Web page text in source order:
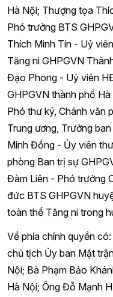
Hà Nội; Thượng tọa
Phó trưởng BTS
Thích Minh Tín - Uỷ
Tăng ni GHPGVN
Đạo Phong - Uỷ viên
GHPGVN thành phố
Phó thư ký, Chánh văn
Trung ương, Trưởng
Minh Đồng - Ủy viên
phòng Ban trị sự
Đàm Liên - Phó trưởng
đức BTS GHPGVN
toàn thể Tăng ni trong
Về phía chính quyền
chủ tịch Ủy ban Mặt
Nội; Bà Phạm Bảo
Hà Nội; Ông Đỗ Mạnh